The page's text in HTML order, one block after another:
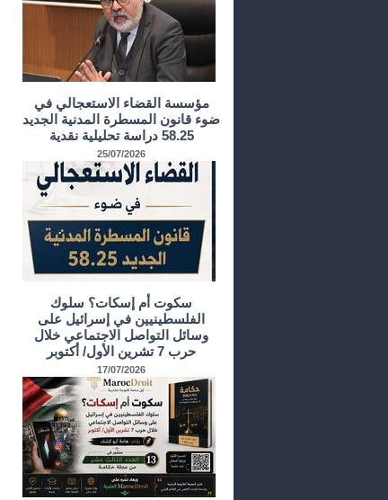
مؤسسة القضاء الاستعجالي في
ضوء قانون المسطرة المدنية الجديد
58.25 دراسة تحليلية نقدية
25/07/2026
سكوت أم إسكات؟ سلوك
الفلسطينيين في إسرائيل على
وسائل التواصل الاجتماعي خلال
حرب 7 تشرين الأول/ أكتوبر
17/07/2026